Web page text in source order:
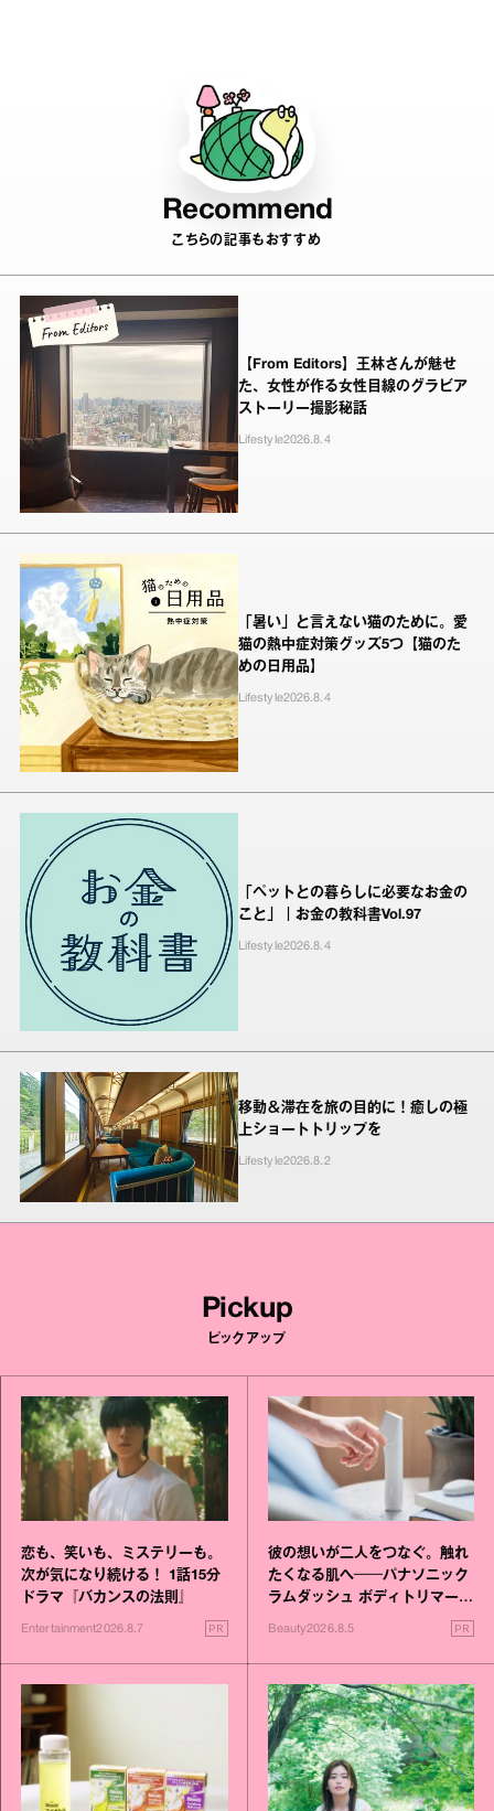
Recommend
こちらの記事もおすすめ
【From Editors】王林さんが魅せ
た、女性が作る女性目線のグラビア
ストーリー撮影秘話
Lifestyle2026.8.4
「暑い」と言えない猫のために。愛
猫の熱中症対策グッズ5つ【猫のた
めの日用品】
Lifestyle2026.8.4
「ペットとの暮らしに必要なお金の
こと」｜お金の教科書Vol.97
Lifestyle2026.8.4
移動＆滞在を旅の目的に！癒しの極
上ショートトリップを
Lifestyle2026.8.2
Pickup
ピックアップ
恋も、笑いも、ミステリーも。
次が気になり続ける！ 1話15分
ドラマ『バカンスの法則』
Entertainment2026.8.7 PR
彼の想いが二人をつなぐ。触れ
たくなる肌へ──パナソニック
ラムダッシュ ボディトリマーが
Beauty2026.8.5 PR